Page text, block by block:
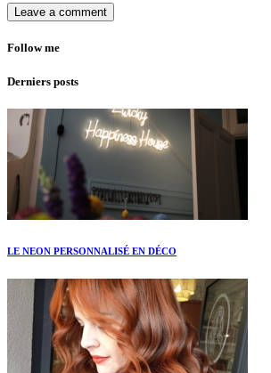
Follow me
Derniers posts
LE NEON PERSONNALISÉ EN DÉCO